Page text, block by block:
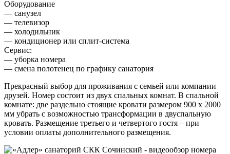
Оборудование
— санузел
— телевизор
— холодильник
— кондиционер или сплит-система
Сервис:
— уборка номера
— смена полотенец по графику санатория
Прекрасный выбор для проживания с семьей или компании
друзей. Номер состоит из двух спальных комнат. В спальной
комнате: две раздельно стоящие кровати размером 900 х 2000
мм убрать с возможностью трансформации в двуспальную
кровать. Размещение третьего и четвертого гостя – при
условии оплаты дополнительного размещения.